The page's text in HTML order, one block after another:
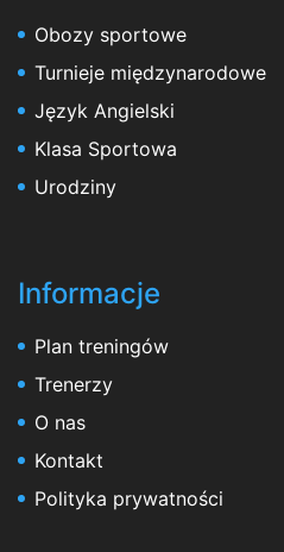
Obozy sportowe
Turnieje międzynarodowe
Język Angielski
Klasa Sportowa
Urodziny
Informacje
Plan treningów
Trenerzy
O nas
Kontakt
Polityka prywatności